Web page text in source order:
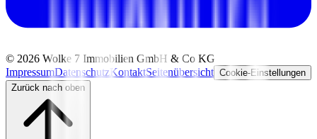
© 2026 Wolke 7 Immobilien GmbH & Co KG
ImpressumDatenschutzKontaktSeitenübersicht Cookie-Einstellungen
Zurück nach oben